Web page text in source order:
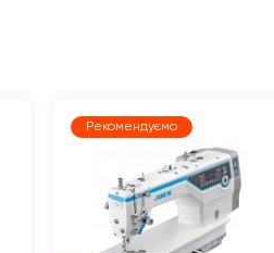
Рекомендуємо